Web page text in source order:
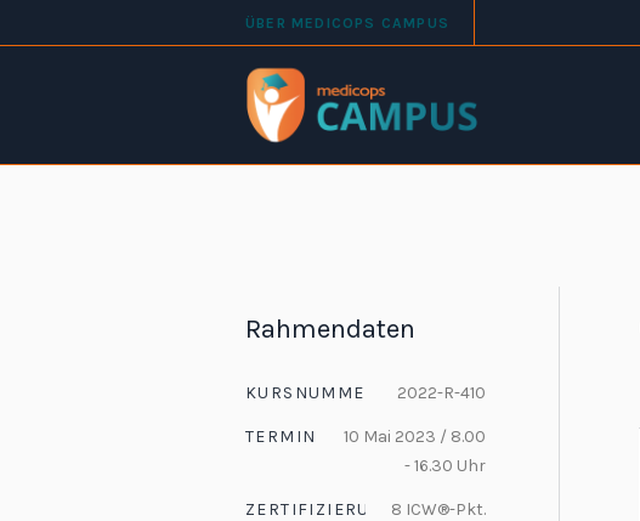
ÜBER MEDICOPS CAMPUS
Rahmendaten
KURSNUMMER 2022-R-410
TERMIN
10 Mai 2023 / 8.00
- 16.30 Uhr
ZERTIFIZIERUNG8 ICW®-Pkt.